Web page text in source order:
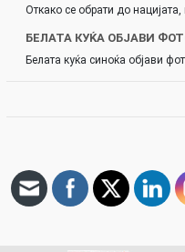
Откако се обрати до
БЕЛАТА КУЌА ОБЈАВИ
Белата куќа синоќа објави